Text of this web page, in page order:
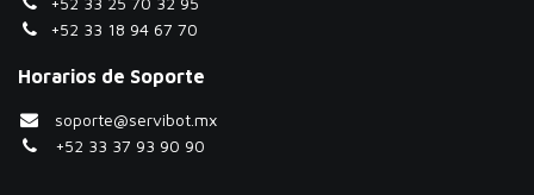
+52 33 18 94 67 70
Horarios de Soporte
soporte@servibot.mx
+52 33 37 93 90 90